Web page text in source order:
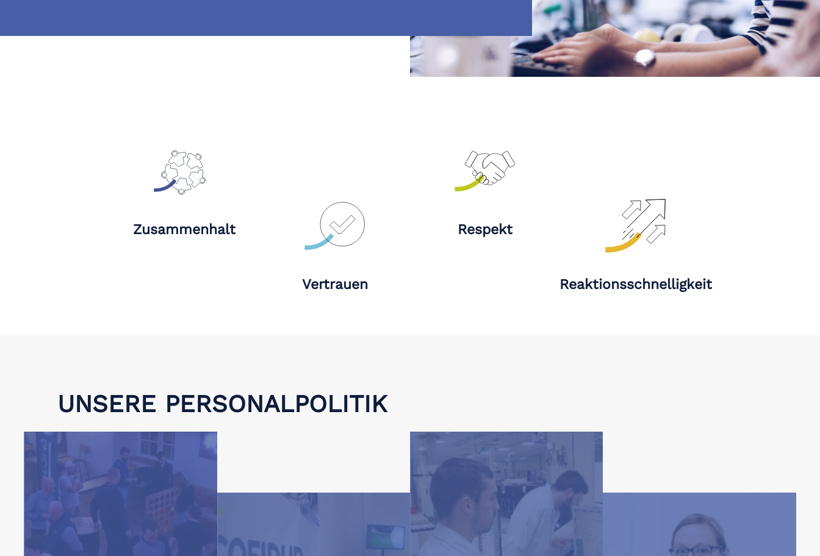
Zusammenhalt
Vertrauen
Respekt
Reaktionsschnelligkeit
UNSERE PERSONALPOLITIK